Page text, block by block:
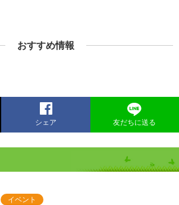
おすすめ情報
シェア 友だちに送る